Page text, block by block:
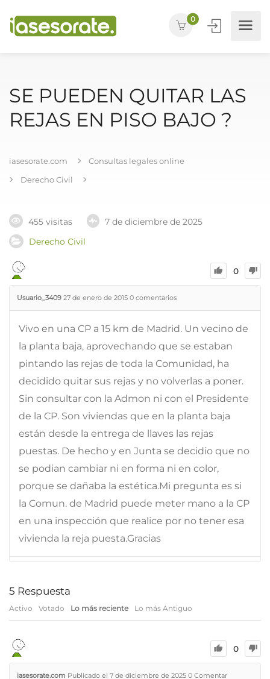
0
SE PUEDEN QUITAR LAS
REJAS EN PISO BAJO ?
iasesorate.com
Consultas legales online
Derecho Civil
455 visitas
7 de diciembre de 2025
Derecho Civil
0
Usuario_3409 27 de enero de 2015 0 comentarios
Vivo en una CP a 15 km de Madrid. Un vecino de
la planta baja, aprovechando que se estaban
pintando las rejas de toda la Comunidad, ha
decidido quitar sus rejas y no volverlas a poner.
Sin consultar con la Admon ni con el Presidente
de la CP. Son viviendas que en la planta baja
están desde la entrega de llaves las rejas
puestas. De hecho y en Junta se decidio que no
se podian cambiar ni en forma ni en color,
porque se dañaba la estética.Mi pregunta es si
la Comun. de Madrid puede meter mano a la CP
en una inspección que realice por no tener esa
vivienda la reja puesta.Gracias
5 Respuesta
Activo Votado Lo más reciente Lo más Antiguo
0
iasesorate.com Publicado el 7 de diciembre de 2025 0 Comentar